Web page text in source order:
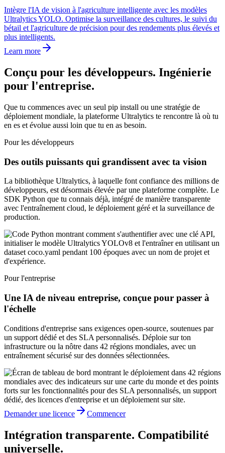
Intègre l'IA de vision à l'agriculture intelligente avec les modèles
Ultralytics YOLO. Optimise la surveillance des cultures, le suivi du
bétail et l'agriculture de précision pour des rendements plus élevés et
plus intelligents.
Learn more
Conçu pour les développeurs. Ingénierie
pour l'entreprise.
Que tu commences avec un seul pip install ou une stratégie de
déploiement mondiale, la plateforme Ultralytics te rencontre là où tu
en es et évolue aussi loin que tu en as besoin.
Pour les développeurs
Des outils puissants qui grandissent avec ta vision
La bibliothèque Ultralytics, à laquelle font confiance des millions de
développeurs, est désormais élevée par une plateforme complète. Le
SDK Python que tu connais déjà, intégré de manière transparente
avec l'entraînement cloud, le déploiement géré et la surveillance de
production.
Pour l'entreprise
Une IA de niveau entreprise, conçue pour passer à
l'échelle
Conditions d'entreprise sans exigences open-source, soutenues par
un support dédié et des SLA personnalisés. Déploie sur ton
infrastructure ou la nôtre dans 42 régions mondiales, avec un
entraînement sécurisé sur des données sélectionnées.
Demander une licence Commencer
Intégration transparente. Compatibilité
universelle.